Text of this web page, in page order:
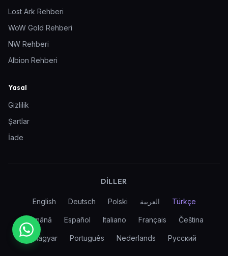
Lost Ark Rehberi
WoW Gold Rehberi
NW Rehberi
Albion Rehberi
Yasal
Gizlilik
Şartlar
İade
DILLER
English Deutsch Polski العربية Türkçe
Română Español Italiano Français Čeština
Magyar Português Nederlands Русский